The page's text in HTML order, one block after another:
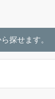
探せます。